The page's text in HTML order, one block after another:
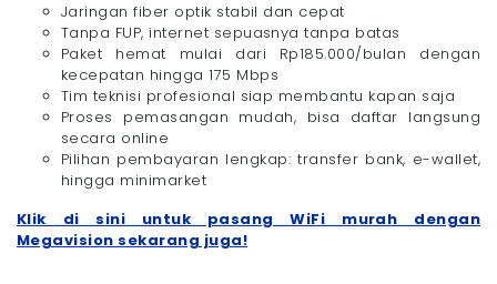
Jaringan fiber optik stabil dan cepat
Tanpa FUP, internet sepuasnya tanpa batas
Paket hemat mulai dari Rp185.000/bulan dengan
kecepatan hingga 175 Mbps
Tim teknisi profesional siap membantu kapan saja
Proses pemasangan mudah, bisa daftar langsung
secara online
Pilihan pembayaran lengkap: transfer bank, e-wallet,
hingga minimarket
Klik di sini untuk pasang WiFi murah dengan
Megavision sekarang juga!